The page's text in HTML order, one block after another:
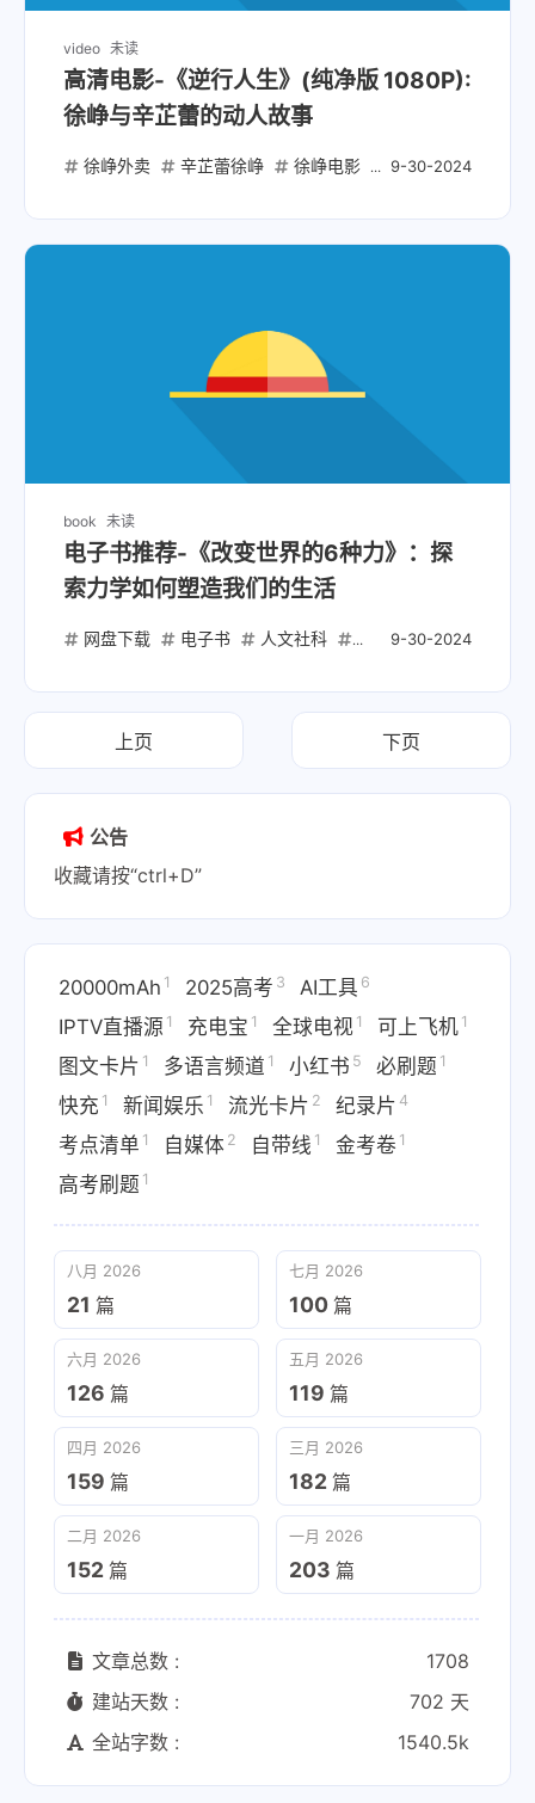
video 未读
高清电影-《逆行人生》(纯净版 1080P):
徐峥与辛芷蕾的动人故事
9-30-2024
徐峥外卖 辛芷蕾徐峥 徐峥电影 外卖员电影
book 未读
电子书推荐-《改变世界的6种力》：探
索力学如何塑造我们的生活
9-30-2024
网盘下载 电子书 人文社科 力学 科普
上页 下页
公告
收藏请按“ctrl+D”
20000mAh 1 2025高考 3 AI工具 6
IPTV直播源 1 充电宝 1 全球电视 1 可上飞机 1
图文卡片 1 多语言频道 1 小红书 5 必刷题 1
快充 1 新闻娱乐 1 流光卡片 2 纪录片 4
考点清单 1 自媒体 2 自带线 1 金考卷 1
高考刷题 1
八月 2026
21 篇
七月 2026
100 篇
六月 2026
126 篇
五月 2026
119 篇
四月 2026
159 篇
三月 2026
182 篇
二月 2026
152 篇
一月 2026
203 篇
文章总数 :
1708
建站天数 :
702 天
全站字数 :
1540.5k